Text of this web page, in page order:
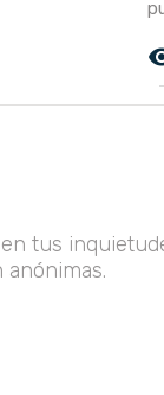
tus
anónimas.